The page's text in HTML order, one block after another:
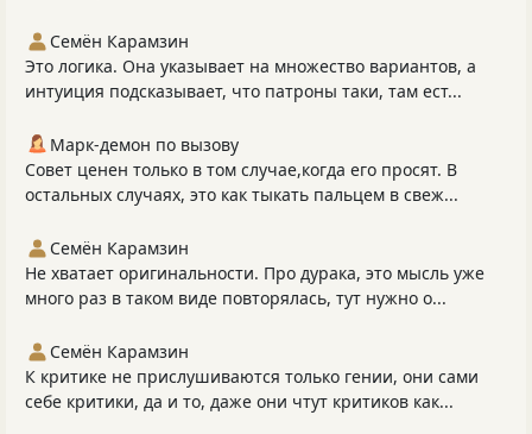
Семён Карамзин
Это логика. Она указывает на множество вариантов, а
интуиция подсказывает, что патроны таки, там ест...
Марк-демон по вызову
Совет ценен только в том случае,когда его просят. В
остальных случаях, это как тыкать пальцем в свеж...
Семён Карамзин
Не хватает оригинальности. Про дурака, это мысль уже
много раз в таком виде повторялась, тут нужно о...
Семён Карамзин
К критике не прислушиваются только гении, они сами
себе критики, да и то, даже они чтут критиков как...